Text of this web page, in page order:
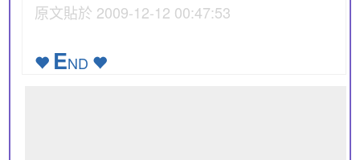
原文貼於 2009-12-12 00:47:53
END